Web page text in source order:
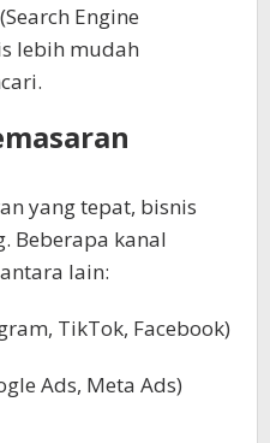
Engine
lebih mudah
yang tepat, bisnis
Beberapa kanal
lain:
TikTok, Facebook)
Ads, Meta Ads)